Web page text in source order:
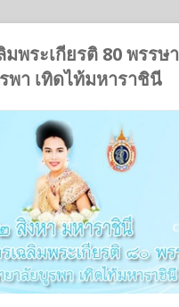
พระเกียรติ 80 พรรษา
พา เทิดไท้มหาราชินี